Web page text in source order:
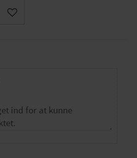
Gem som favorit